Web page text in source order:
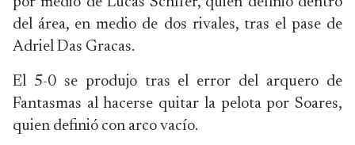
del área, en medio de dos rivales, tras el pase de
Adriel Das Gracas.
El 5-0 se produjo tras el error del arquero de
Fantasmas al hacerse quitar la pelota por Soares,
quien definió con arco vacío.